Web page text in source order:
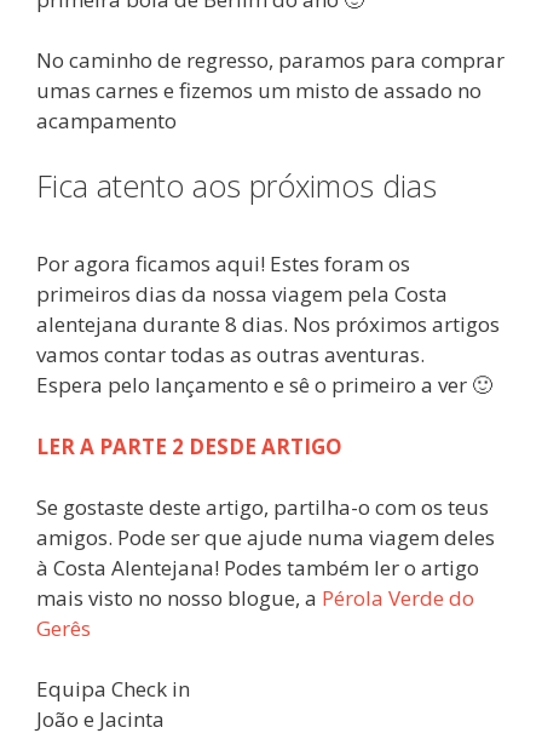
No caminho de regresso, paramos para comprar
umas carnes e fizemos um misto de assado no
acampamento
Fica atento aos próximos dias
Por agora ficamos aqui! Estes foram os
primeiros dias da nossa viagem pela Costa
alentejana durante 8 dias. Nos próximos artigos
vamos contar todas as outras aventuras.
Espera pelo lançamento e sê o primeiro a ver 🙂
LER A PARTE 2 DESDE ARTIGO
Se gostaste deste artigo, partilha-o com os teus
amigos. Pode ser que ajude numa viagem deles
à Costa Alentejana! Podes também ler o artigo
mais visto no nosso blogue, a Pérola Verde do
Gerês
Equipa Check in
João e Jacinta